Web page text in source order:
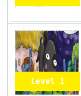
Level 1